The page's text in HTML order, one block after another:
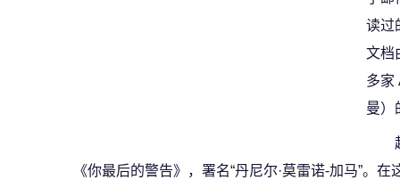
读过
文档
多家
曼）
《你最后的警告》，署名“丹尼尔·莫雷诺-加马”。